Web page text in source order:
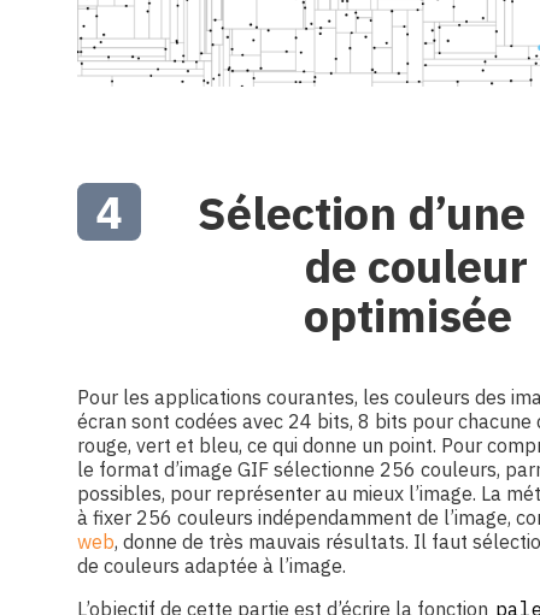
4
Sélection
de couleur
optimisée
Pour les applications courantes, les couleurs des
écran sont codées avec 24 bits, 8 bits pour chacune
rouge, vert et bleu, ce qui donne un point. Pour
le format d’image GIF sélectionne 256 couleurs,
possibles, pour représenter au mieux l’image. La
à fixer 256 couleurs indépendamment de l’image,
web, donne de très mauvais résultats. Il faut
de couleurs adaptée à l’image.
L’objectif de cette partie est d’écrire la fonction